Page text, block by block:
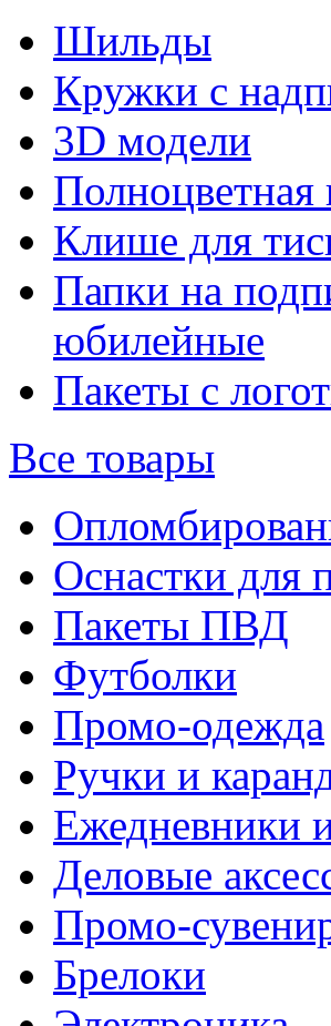
Шильды
Кружки с
3D модели
Полноцветная
Клише для
Папки на
юбилейные
Пакеты с
Все товары
Оснастки для
Пакеты ПВД
Футболки
Промо-одежда
Ручки и
Ежедневники
Деловые
Промо-
Брелоки